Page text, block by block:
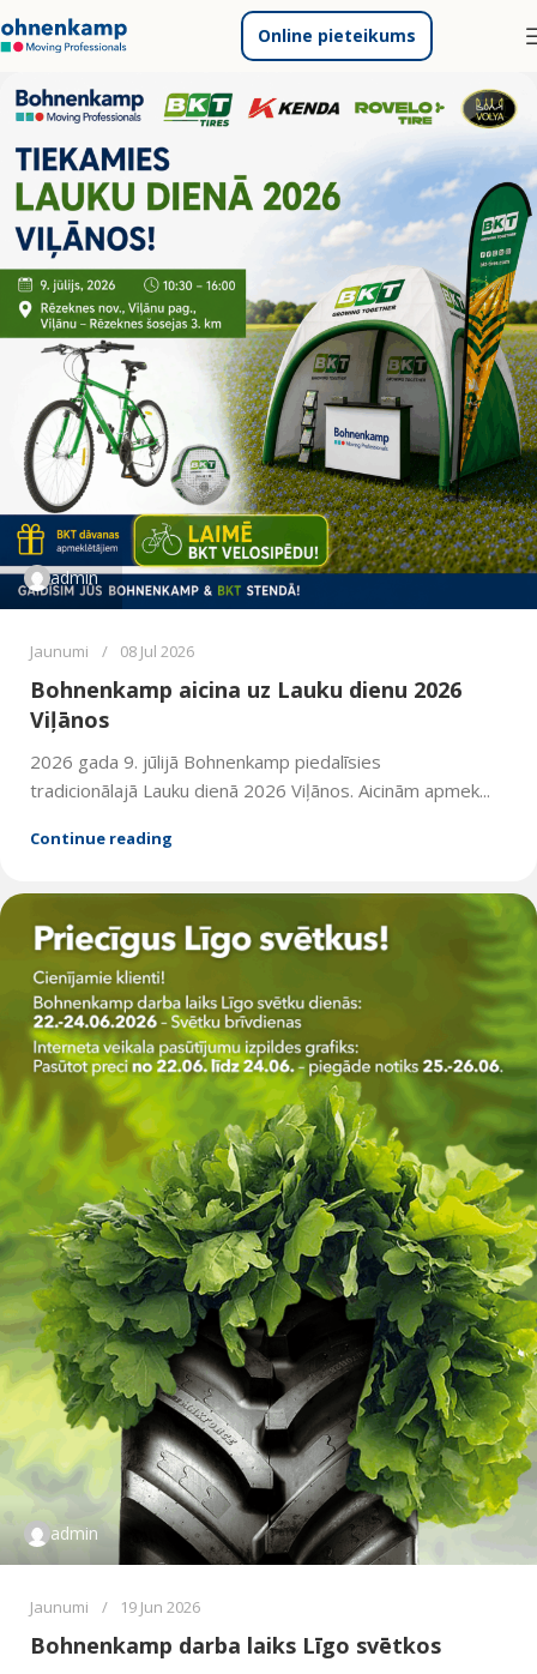
Online pieteikums
admin
Jaunumi 08 Jul 2026
Bohnenkamp aicina uz Lauku dienu 2026
Viļānos
2026 gada 9. jūlijā Bohnenkamp piedalīsies
tradicionālajā Lauku dienā 2026 Viļānos. Aicinām apmek...
Continue reading
admin
Jaunumi 19 Jun 2026
Bohnenkamp darba laiks Līgo svētkos